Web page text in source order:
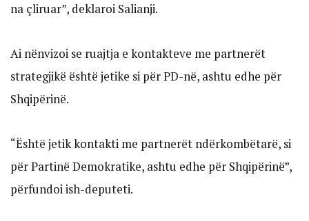
na çliruar”, deklaroi Salianji.
Ai nënvizoi se ruajtja e kontakteve me partnerët
strategjikë është jetike si për PD-në, ashtu edhe për
Shqipërinë.
“Është jetik kontakti me partnerët ndërkombëtarë, si
për Partinë Demokratike, ashtu edhe për Shqipërinë”,
përfundoi ish-deputeti.